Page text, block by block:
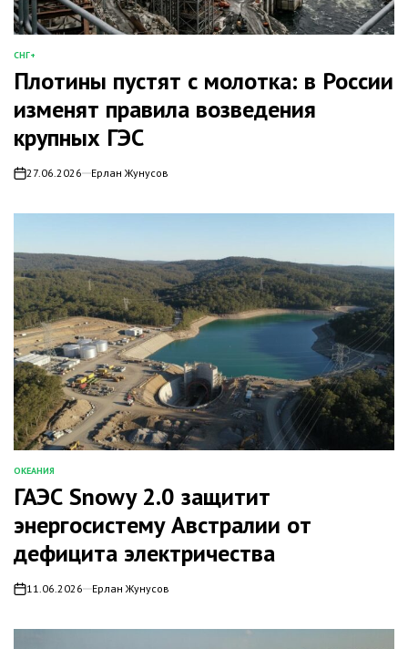
ОПУБЛИКОВАНО
В
СНГ+
Плотины пустят с молотка: в России
изменят правила возведения
крупных ГЭС
on27.06.2026 Ерлан Жунусов
ОПУБЛИКОВАНО
В
ОКЕАНИЯ
ГАЭС Snowy 2.0 защитит
энергосистему Австралии от
дефицита электричества
on11.06.2026 Ерлан Жунусов